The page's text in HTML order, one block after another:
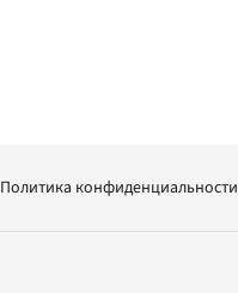
Политика конфиденциальности